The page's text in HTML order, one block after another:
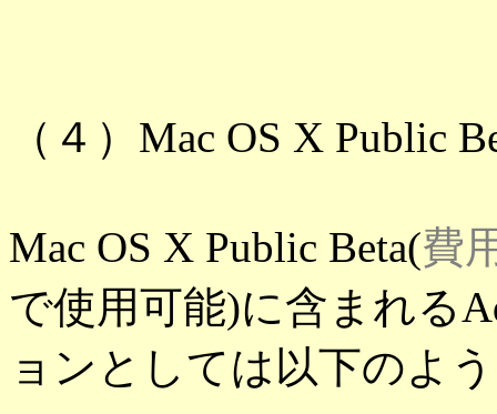
（４）Mac OS X Public
Mac OS X Public Beta(費
で使用可能)に含まれる
ョンとしては以下のよ